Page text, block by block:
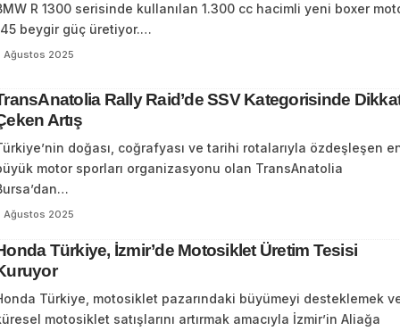
R 1300 serisinde kullanılan 1.300 cc hacimli yeni boxer
beygir güç üretiyor.…
Ağustos 2025
Rally Raid’de SSV Kategorisinde
Artış
doğası, coğrafyası ve tarihi rotalarıyla özdeşleşen
motor sporları organizasyonu olan TransAnatolia
Ağustos 2025
Türkiye, İzmir’de Motosiklet Üretim Tesisi
Türkiye, motosiklet pazarındaki büyümeyi desteklemek
motosiklet satışlarını artırmak amacıyla İzmir’in Aliağa